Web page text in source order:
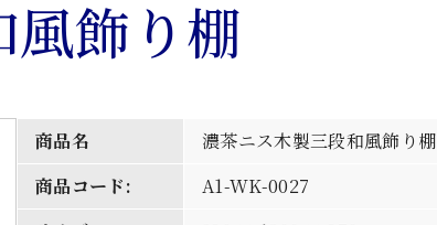
飾り棚
商品名
濃茶ニス木製三段和風飾り棚
商品コード:
A1-WK-0027